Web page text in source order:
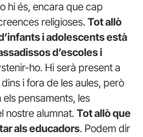
hi és, encara que cap
religioses. Tot allò
i adolescents està
d’escoles i
ho. Hi serà present a
i fora de les aules, però
pensaments, les
nostre alumnat. Tot allò que
als educadors. Podem dir